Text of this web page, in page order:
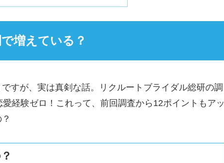
増えている？
すが、実は真剣な話。リクルートブライダル総研の調
経験ゼロ！これって、前回調査から12ポイントもアッ